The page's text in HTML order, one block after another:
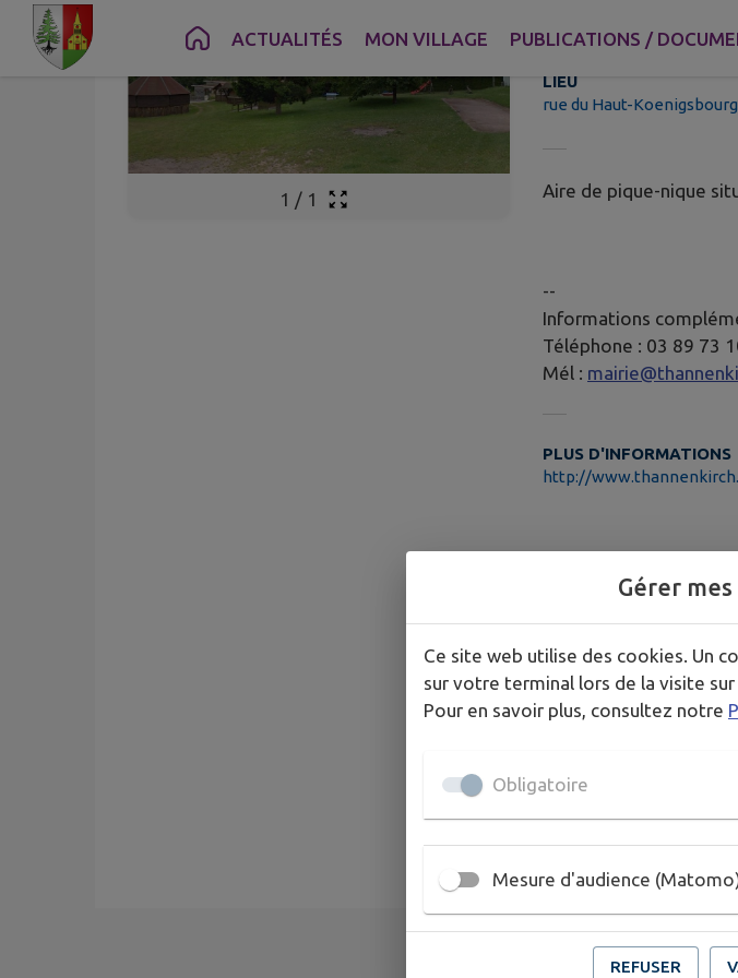
Contenu Recherche Pied de page
ACTUALITÉS MON VILLAGE PUBLICATIONS /
1 / 1
LIEU
rue du Haut-
Aire de pique-nique
--
Informations
Téléphone : 03 89 73
Mél :
PLUS D'INFORMATIONS
http://
Gérer mes
Ce site web utilise des cookies. Un
sur votre terminal lors de la visite sur
Pour en savoir plus, consultez notre
Obligatoire
Mesure d'audience
REFUSER